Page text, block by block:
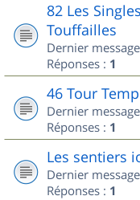
82 Les
Touffailles
Dernier
Réponses : 1
46 Tour
Dernier
Réponses : 1
Les sentiers
Dernier
Réponses : 1